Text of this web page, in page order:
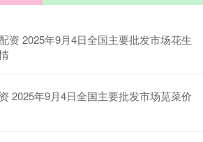
资 2025年9月4日全国主要批发市场花生
2025年9月4日全国主要批发市场苋菜价